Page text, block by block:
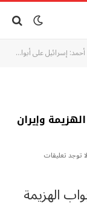
على أبواب الهزيمة وإيران تفرض شروطها!
وإيران
لا توجد تعليقات
الهزيمة